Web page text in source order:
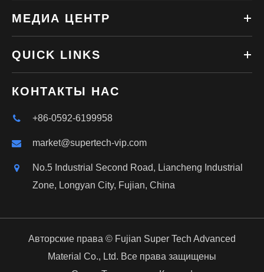
МЕДИА ЦЕНТР
QUICK LINKS
КОНТАКТЫ НАС
+86-0592-6199958
market@supertech-vip.com
No.5 Industrial Second Road, Liancheng Industrial
Zone, Longyan City, Fujian, China
Авторские права © Fujian Super Tech Advanced
Material Co., Ltd. Все права защищены